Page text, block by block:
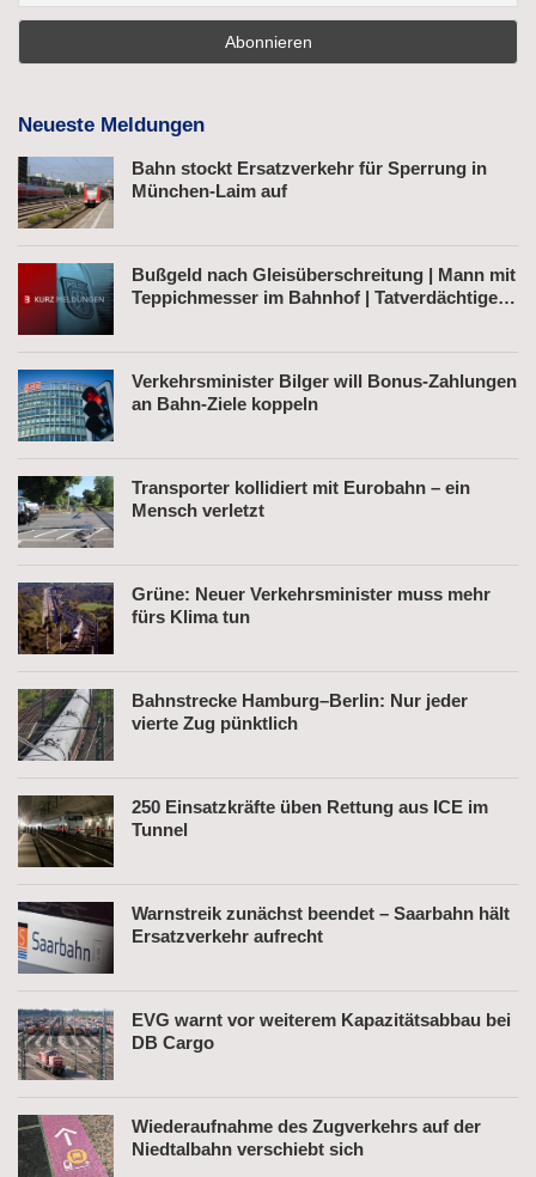
Neueste Meldungen
Bahn stockt Ersatzverkehr für Sperrung in
München-Laim auf
Bußgeld nach Gleisüberschreitung | Mann mit
Teppichmesser im Bahnhof | Tatverdächtiger
Verkehrsminister Bilger will Bonus-Zahlungen
an Bahn-Ziele koppeln
Transporter kollidiert mit Eurobahn – ein
Mensch verletzt
Grüne: Neuer Verkehrsminister muss mehr
fürs Klima tun
Bahnstrecke Hamburg–Berlin: Nur jeder
vierte Zug pünktlich
250 Einsatzkräfte üben Rettung aus ICE im
Tunnel
Warnstreik zunächst beendet – Saarbahn hält
Ersatzverkehr aufrecht
EVG warnt vor weiterem Kapazitätsabbau bei
DB Cargo
Wiederaufnahme des Zugverkehrs auf der
Niedtalbahn verschiebt sich